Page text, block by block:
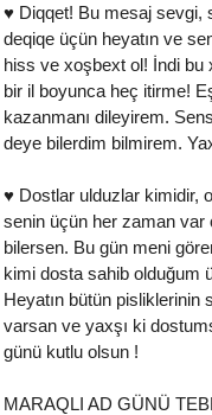
♥ Diqqet! Bu mesaj sevgi,
deqiqe üçün heyatın ve
hiss ve xoşbext ol! İndi bu
bir il boyunca heç itirme!
kazanmanı dileyirem.
deye bilerdim bilmirem.
♥ Dostlar ulduzlar kimidir,
senin üçün her zaman var
bilersen. Bu gün meni
kimi dosta sahib olduğum
Heyatın bütün pisliklerinin
varsan ve yaxşı ki
günü kutlu olsun !
MARAQLI AD GÜNÜ